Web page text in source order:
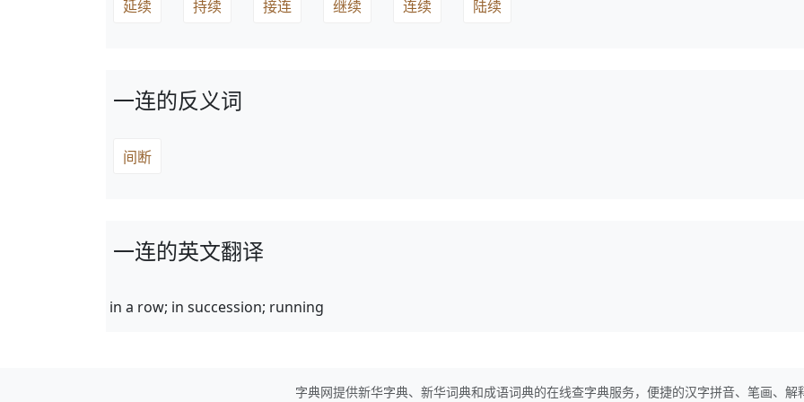
延续 持续 接连 继续 连续 陆续
一连的反义词
间断
一连的英文翻译
in a row; in succession; running
字典网提供新华字典、新华词典和成语词典的在线查字典服务，便捷的汉字拼音、笔画、解